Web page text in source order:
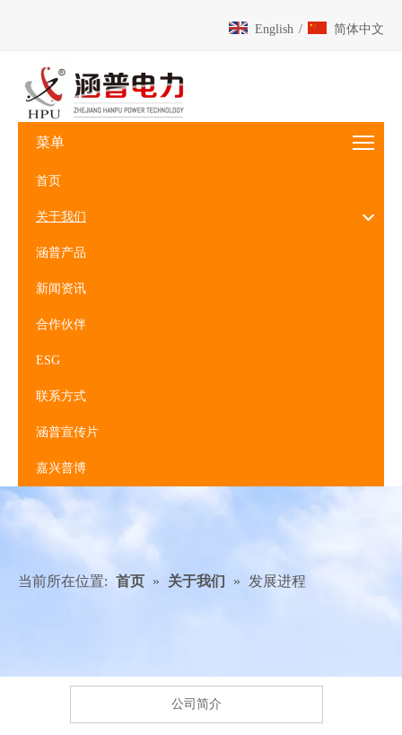
English / 简体中文
菜单
首页
关于我们
涵普产品
新闻资讯
合作伙伴
ESG
联系方式
涵普宣传片
嘉兴普博
当前所在位置: 首页 » 关于我们 » 发展进程
公司简介